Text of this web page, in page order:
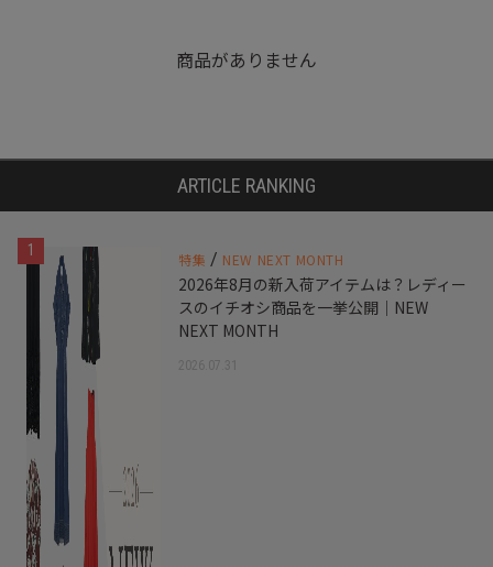
商品がありません
ARTICLE RANKING
1 特集 / NEW NEXT MONTH
2026年8月の新入荷アイテムは？レディー
スのイチオシ商品を一挙公開｜NEW
NEXT MONTH
2026.07.31